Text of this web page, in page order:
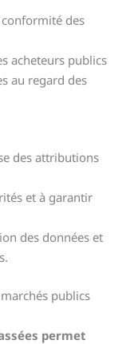
des
acheteurs publics
au regard des
des attributions
et à garantir
des données et
publics
permet